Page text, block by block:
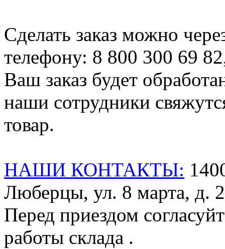
Сделать заказ можно
телефону: 8 800 300 69
Ваш заказ будет
наши сотрудники
товар.
НАШИ КОНТАКТЫ:
Люберцы, ул. 8 марта, д.
Перед приездом
работы склада .